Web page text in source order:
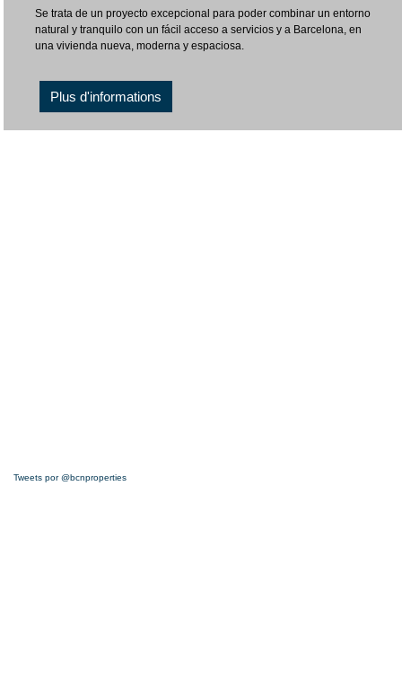
Se trata de un proyecto excepcional para poder combinar un entorno
natural y tranquilo con un fácil acceso a servicios y a Barcelona, en
una vivienda nueva, moderna y espaciosa.
Plus d'informations
Tweets por @bcnproperties